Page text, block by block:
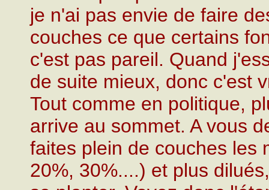
je n'ai pas envie de faire
couches ce que certains
c'est pas pareil. Quand
de suite mieux, donc c'est
Tout comme en politique,
arrive au sommet. A vous
faites plein de couches les
20%, 30%....) et plus